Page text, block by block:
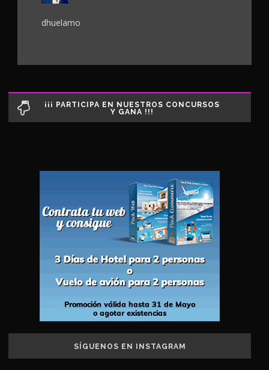
dhuelamo
¡¡¡ PARTICIPA EN NUESTROS CONCURSOS
Y GANA !!!
SÍGUENOS EN INSTAGRAM